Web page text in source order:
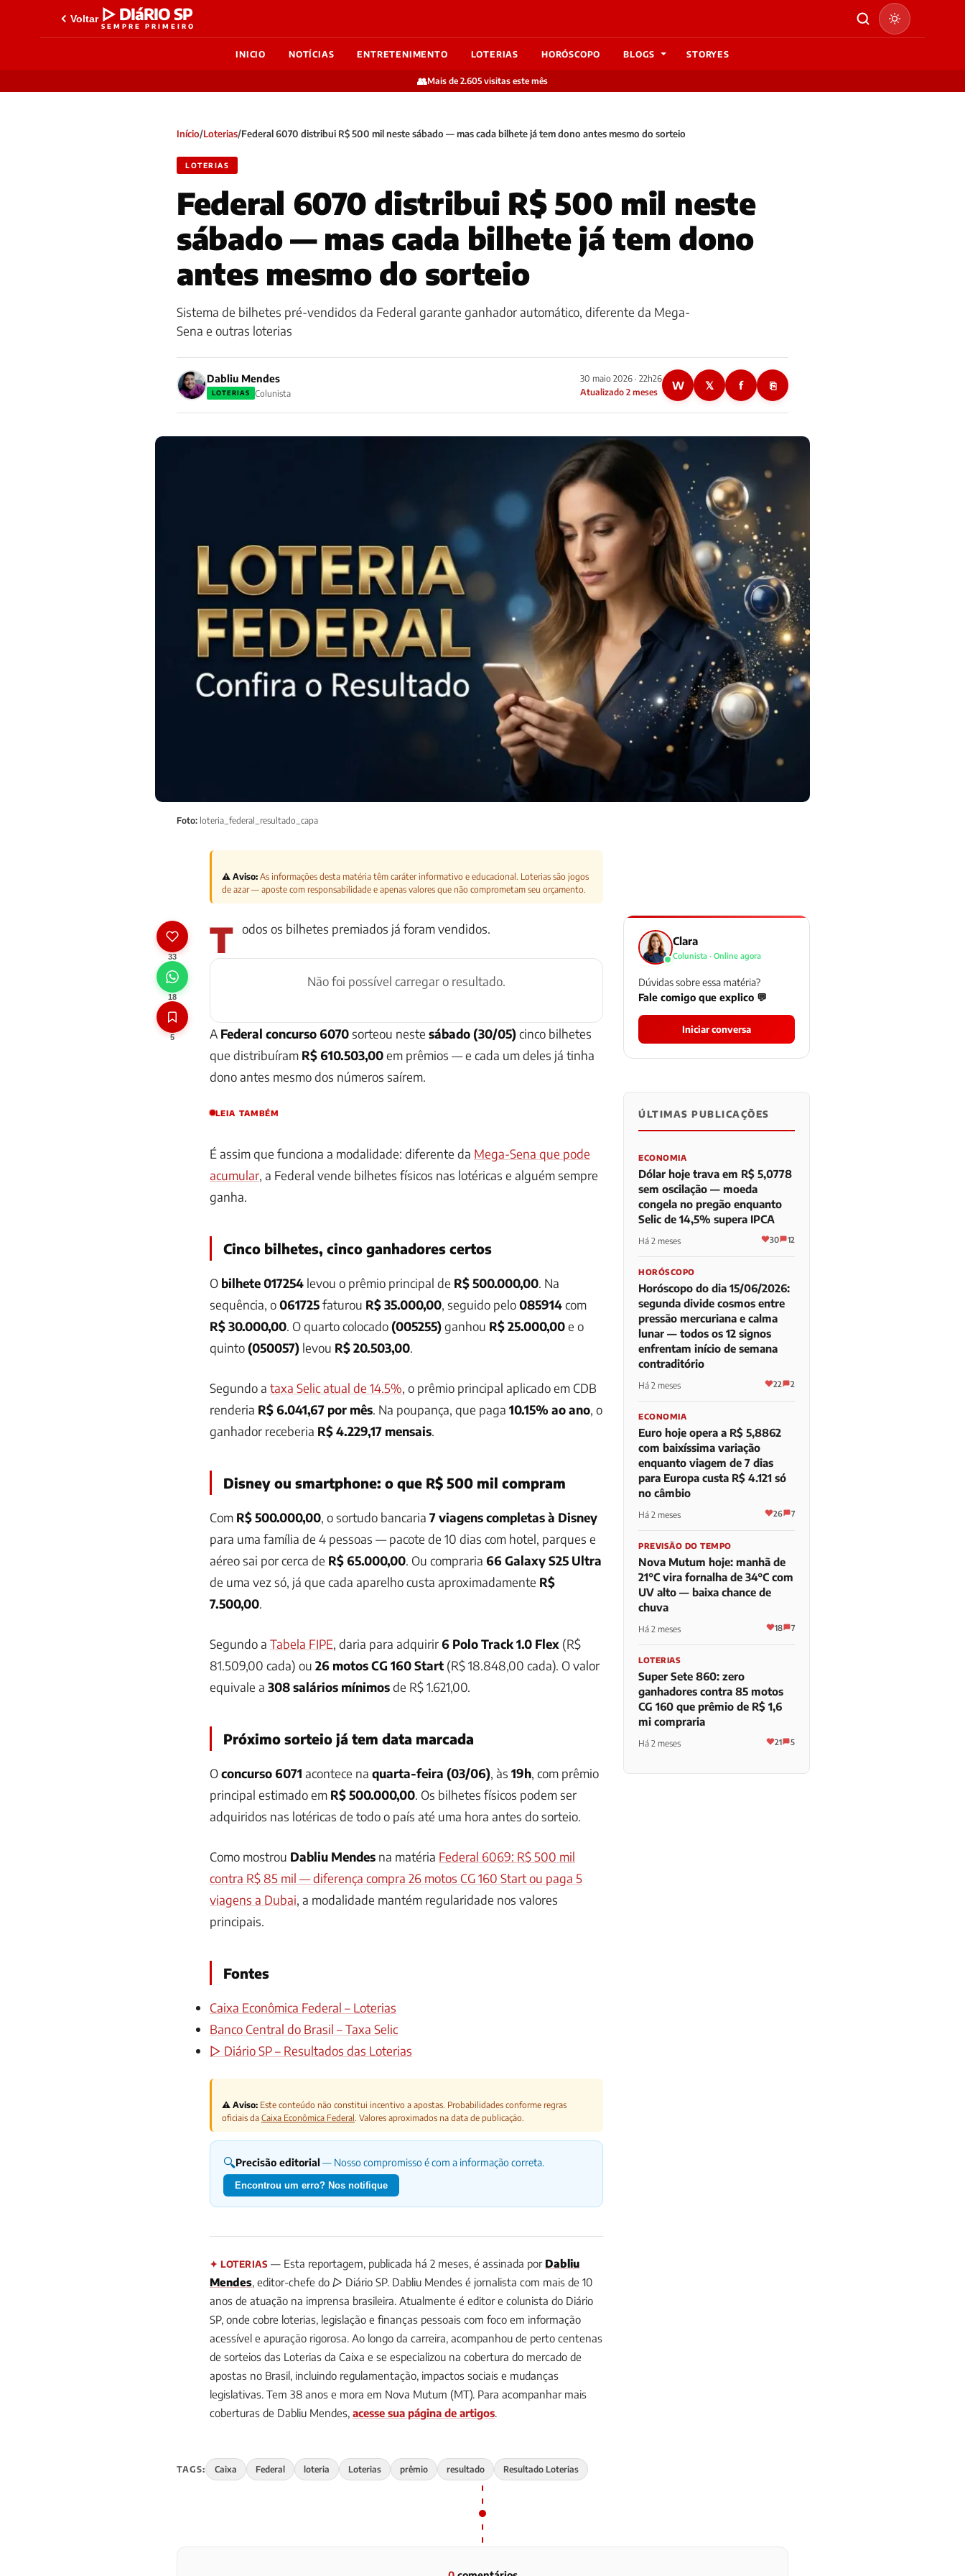
Voltar ▷ DIáRIO SP
SEMPRE PRIMEIRO
INICIO NOTÍCIAS ENTRETENIMENTO LOTERIAS HORÓSCOPO BLOGS STORYES
👥Mais de 2.605 visitas este mês
Início/Loterias/Federal 6070 distribui R$ 500 mil neste sábado — mas cada bilhete já tem dono antes mesmo do sorteio
LOTERIAS
Federal 6070 distribui R$ 500 mil neste
sábado — mas cada bilhete já tem dono
antes mesmo do sorteio
Sistema de bilhetes pré-vendidos da Federal garante ganhador automático, diferente da Mega-
Sena e outras loterias
Dabliu Mendes
LOTERIAS Colunista
30 maio 2026 · 22h26
Atualizado 2 meses
W 𝕏 f ⎘
Foto: loteria_federal_resultado_capa
33
18
5
⚠️ Aviso: As informações desta matéria têm caráter informativo e educacional. Loterias são jogos
de azar — aposte com responsabilidade e apenas valores que não comprometam seu orçamento.
T odos os bilhetes premiados já foram vendidos.
Não foi possível carregar o resultado.
A Federal concurso 6070sorteou neste sábado (30/05)cinco bilhetes
que distribuíram R$ 610.503,00em prêmios — e cada um deles já tinha
dono antes mesmo dos números saírem.
LEIA TAMBÉM
É assim que funciona a modalidade: diferente da Mega-Sena que pode
acumular, a Federal vende bilhetes físicos nas lotéricas e alguém sempre
ganha.
Cinco bilhetes, cinco ganhadores certos
O bilhete 017254 levou o prêmio principal de R$ 500.000,00. Na
sequência, o061725faturou R$ 35.000,00, seguido pelo085914com
R$ 30.000,00. O quarto colocado (005255)ganhou R$ 25.000,00e o
quinto (050057) levou R$ 20.503,00.
Segundo a taxa Selic atual de 14.5%, o prêmio principal aplicado em CDB
renderia R$ 6.041,67 por mês. Na poupança, que paga 10.15% ao ano, o
ganhador receberia R$ 4.229,17 mensais.
Disney ou smartphone: o que R$ 500 mil compram
Com R$ 500.000,00, o sortudo bancaria 7 viagens completas à Disney
para uma família de 4 pessoas — pacote de 10 dias com hotel, parques e
aéreo sai por cerca de R$ 65.000,00. Ou compraria 66 Galaxy S25 Ultra
de uma vez só, já que cada aparelho custa aproximadamente R$
7.500,00.
Segundo a Tabela FIPE, daria para adquirir6 Polo Track 1.0 Flex (R$
81.509,00 cada) ou 26 motos CG 160 Start (R$ 18.848,00 cada). O valor
equivale a 308 salários mínimosde R$ 1.621,00.
Próximo sorteio já tem data marcada
Oconcurso 6071 acontece na quarta-feira (03/06), às 19h, com prêmio
principal estimado em R$ 500.000,00. Os bilhetes físicos podem ser
adquiridos nas lotéricas de todo o país até uma hora antes do sorteio.
Como mostrou Dabliu Mendes na matéria Federal 6069: R$ 500 mil
contra R$ 85 mil — diferença compra 26 motos CG 160 Start ou paga 5
viagens a Dubai, a modalidade mantém regularidade nos valores
principais.
Fontes
Caixa Econômica Federal – Loterias
Banco Central do Brasil – Taxa Selic
▷ Diário SP – Resultados das Loterias
⚠️ Aviso: Este conteúdo não constitui incentivo a apostas. Probabilidades conforme regras
oficiais da Caixa Econômica Federal. Valores aproximados na data de publicação.
🔍Precisão editorial — Nosso compromisso é com a informação correta.
Encontrou um erro? Nos notifique
✦ LOTERIAS — Esta reportagem, publicada há 2 meses, é assinada por Dabliu
Mendes, editor-chefe do ▷ Diário SP. Dabliu Mendes é jornalista com mais de 10
anos de atuação na imprensa brasileira. Atualmente é editor e colunista do Diário
SP, onde cobre loterias, legislação e finanças pessoais com foco em informação
acessível e apuração rigorosa. Ao longo da carreira, acompanhou de perto centenas
de sorteios das Loterias da Caixa e se especializou na cobertura do mercado de
apostas no Brasil, incluindo regulamentação, impactos sociais e mudanças
legislativas. Tem 38 anos e mora em Nova Mutum (MT). Para acompanhar mais
coberturas de Dabliu Mendes, acesse sua página de artigos.
Clara
Colunista · Online agora
Dúvidas sobre essa matéria?
Fale comigo que explico 💬
Iniciar conversa
0 0 0
ÚLTIMAS PUBLICAÇÕES
ECONOMIA
Dólar hoje trava em R$ 5,0778
sem oscilação — moeda
congela no pregão enquanto
Selic de 14,5% supera IPCA
Há 2 meses 30 12
HORÓSCOPO
Horóscopo do dia 15/06/2026:
segunda divide cosmos entre
pressão mercuriana e calma
lunar — todos os 12 signos
enfrentam início de semana
contraditório
Há 2 meses 22 2
ECONOMIA
Euro hoje opera a R$ 5,8862
com baixíssima variação
enquanto viagem de 7 dias
para Europa custa R$ 4.121 só
no câmbio
Há 2 meses 26 7
PREVISÃO DO TEMPO
Nova Mutum hoje: manhã de
21°C vira fornalha de 34°C com
UV alto — baixa chance de
chuva
Há 2 meses 18 7
LOTERIAS
Super Sete 860: zero
ganhadores contra 85 motos
CG 160 que prêmio de R$ 1,6
mi compraria
Há 2 meses 21 5
TAGS: Caixa Federal loteria Loterias prêmio resultado Resultado Loterias